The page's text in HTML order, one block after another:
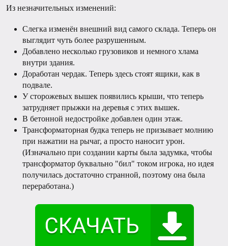
Из незначительных изменений:
Слегка изменён внешний вид самого склада. Теперь он
выглядит чуть более разрушенным.
Добавлено несколько грузовиков и немного хлама
внутри здания.
Доработан чердак. Теперь здесь стоят ящики, как в
подвале.
У сторожевых вышек появились крыши, что теперь
затрудняет прыжки на деревья с этих вышек.
В бетонной недостройке добавлен один этаж.
Трансформаторная будка теперь не призывает молнию
при нажатии на рычаг, а просто наносит урон.
(Изначально при создании карты была задумка, чтобы
трансформатор буквально "бил" током игрока, но идея
получилась достаточно странной, поэтому она была
переработана.)